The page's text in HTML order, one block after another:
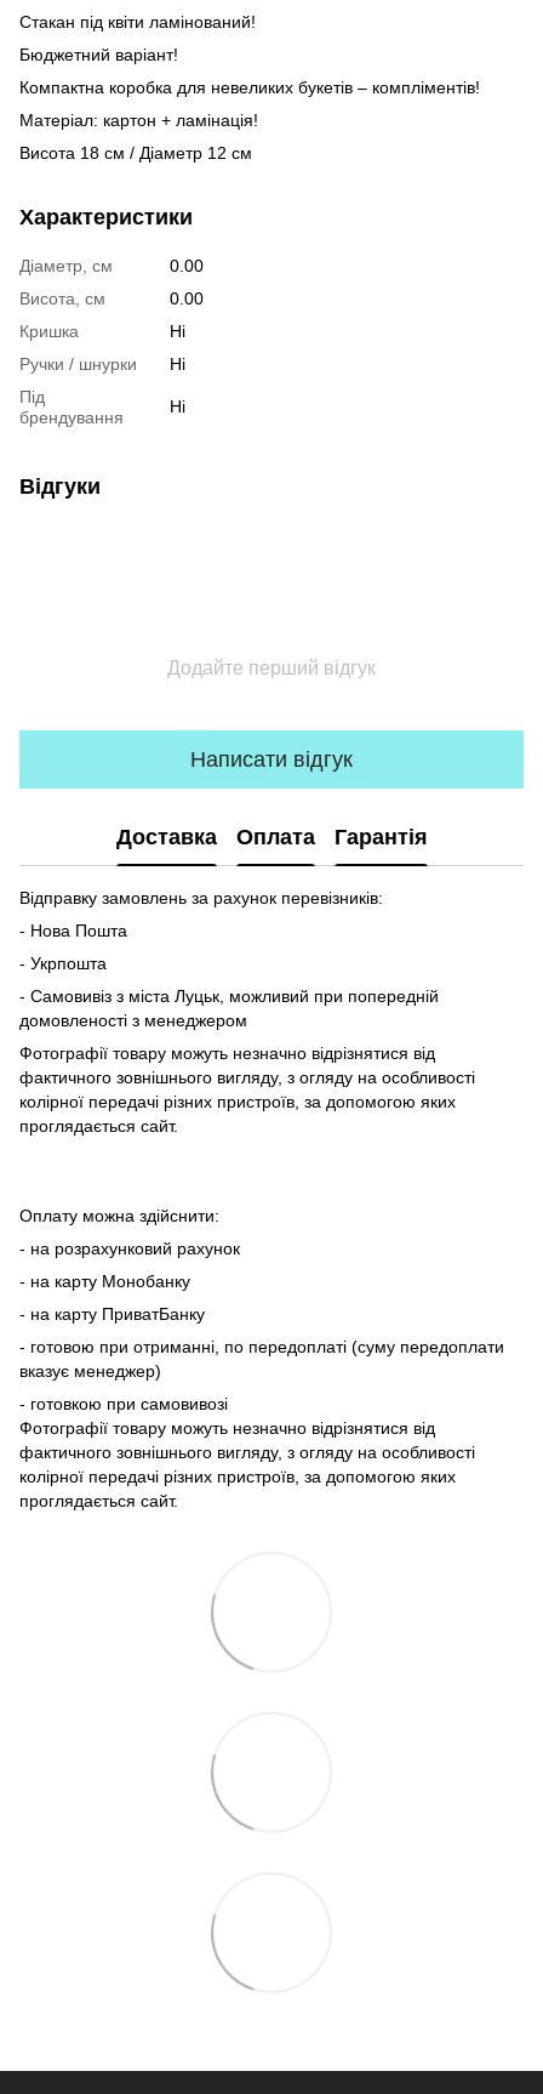
Стакан під квіти ламінований!
Бюджетний варіант!
Компактна коробка для невеликих букетів – компліментів!
Матеріал: картон + ламінація!
Висота 18 см / Діаметр 12 см
Характеристики
Діаметр, см
0.00
Висота, см
0.00
Кришка
Ні
Ручки / шнурки
Ні
Під
брендування
Ні
Відгуки
Додайте перший відгук
Написати відгук
Доставка Оплата Гарантія
Відправку замовлень за рахунок перевізників:
- Нова Пошта
- Укрпошта
- Самовивіз з міста Луцьк, можливий при попередній
домовленості з менеджером
Фотографії товару можуть незначно відрізнятися від
фактичного зовнішнього вигляду, з огляду на особливості
колірної передачі різних пристроїв, за допомогою яких
проглядається сайт.
Оплату можна здійснити:
- на розрахунковий рахунок
- на карту Монобанку
- на карту ПриватБанку
- готовою при отриманні, по передоплаті (суму передоплати
вказує менеджер)
- готовкою при самовивозі
Фотографії товару можуть незначно відрізнятися від
фактичного зовнішнього вигляду, з огляду на особливості
колірної передачі різних пристроїв, за допомогою яких
проглядається сайт.